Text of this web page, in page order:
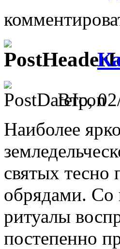
Втр,
Наиболее
святых тесно
обрядами. Со
ритуалы
постепенно